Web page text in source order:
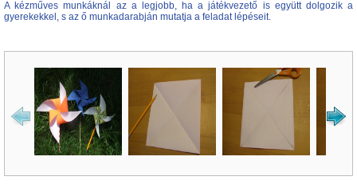
A kézműves munkáknál az a legjobb, ha a játékvezető is együtt dolgozik a
gyerekekkel, s az ő munkadarabján mutatja a feladat lépéseit.